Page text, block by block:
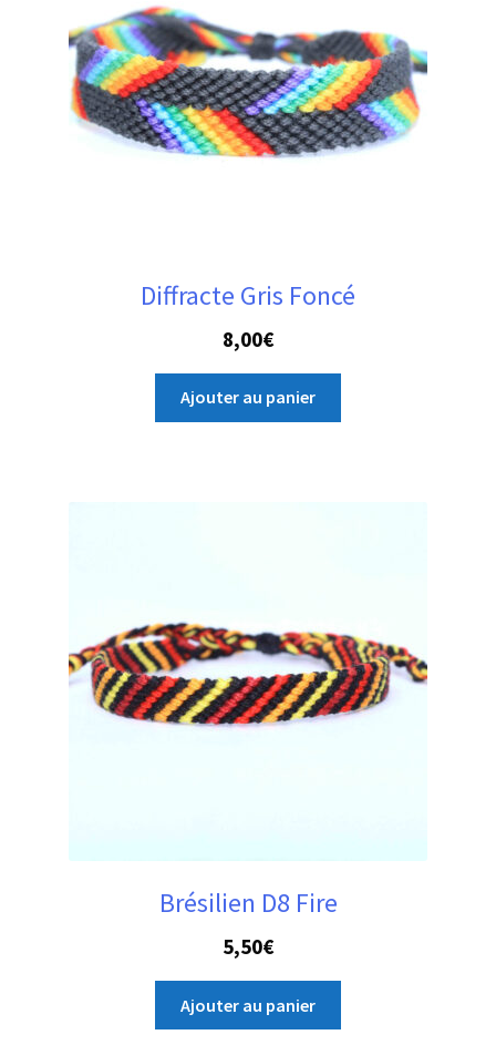
Diffracte Gris Foncé
8,00€
Ajouter au panier
Brésilien D8 Fire
5,50€
Ajouter au panier